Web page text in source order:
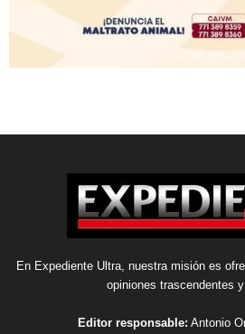
En Expediente Ultra, nuestra misión es
opiniones trascendentes
Editor responsable: Antonio